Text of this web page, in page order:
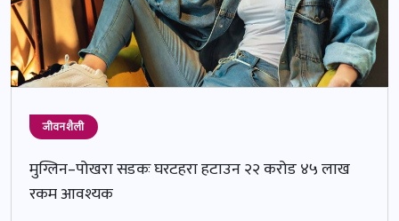
जीवनशैली
मुग्लिन–पोखरा सडकः घरटहरा हटाउन २२ करोड ४५ लाख
रकम आवश्यक